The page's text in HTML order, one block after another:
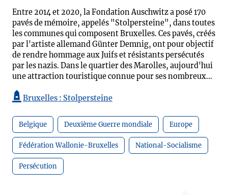
Entre 2014 et 2020, la Fondation Auschwitz a posé 170
pavés de mémoire, appelés "Stolpersteine", dans toutes
les communes qui composent Bruxelles. Ces pavés, créés
par l'artiste allemand Günter Demnig, ont pour objectif
de rendre hommage aux Juifs et résistants persécutés
par les nazis. Dans le quartier des Marolles, aujourd'hui
une attraction touristique connue pour ses nombreux...
Bruxelles : Stolpersteine
Belgique Deuxième Guerre mondiale Europe
Fédération Wallonie-Bruxelles National-Socialisme
Persécution